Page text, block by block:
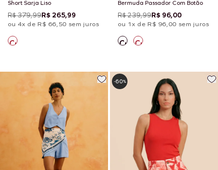
Short Sarja Liso
R$ 379,99R$ 265,99
ou 4x de R$ 66,50 sem juros
Bermuda Passador Com Botão
R$ 239,99R$ 96,00
ou 1x de R$ 96,00 sem juros
-60%